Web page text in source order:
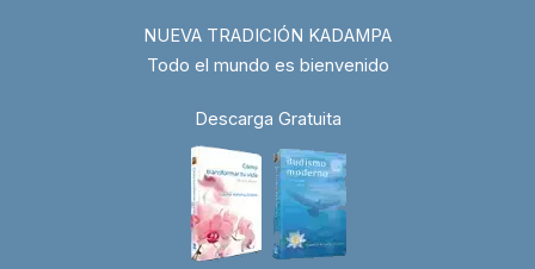
NUEVA TRADICIÓN KADAMPA
Todo el mundo es bienvenido
Descarga Gratuita